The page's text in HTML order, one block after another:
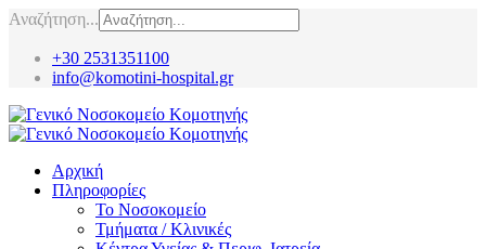
Αναζήτηση...
+30 2531351100
info@komotini-hospital.gr
Αρχική
Πληροφορίες
Το Νοσοκομείο
Τμήματα / Κλινικές